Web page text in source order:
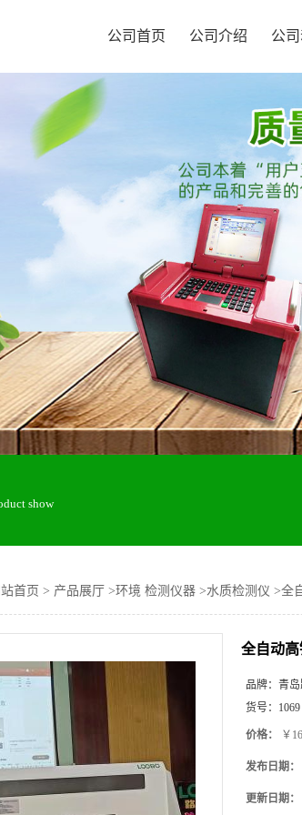
公司首页 公司介绍 公
show
站首页 > 产品展厅 >环境 检测仪器 >水质检测仪 >全
全自动
品牌： 青
货号： 1069
价格： ￥
发布日期：
更新日期：